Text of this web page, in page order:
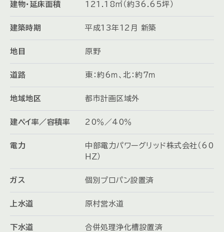
建物・延床面積 121.18㎡（約36.65坪）
建築時期 平成13年12月 新築
地目 原野
道路 東：約6ｍ、北：約7ｍ
地域地区 都市計画区域外
建ペイ率／容積率 20％／40％
電力
中部電力パワーグリッド株式会社（60
ＨＺ）
ガス 個別プロパン設置済
上水道 原村営水道
下水道 合併処理浄化槽設置済